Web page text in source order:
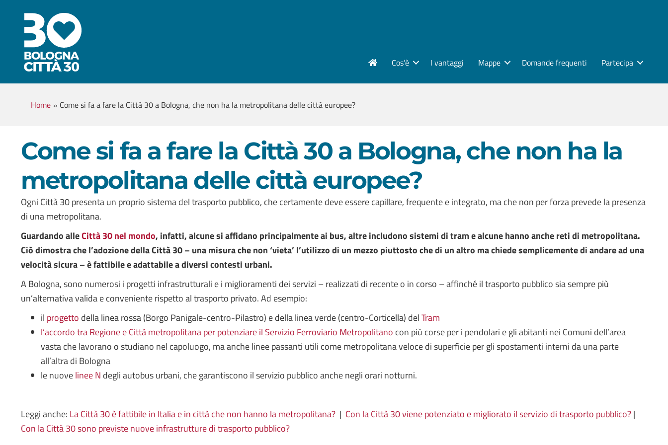
Cos’è I vantaggi Mappe Domande frequenti Partecipa
Home » Come si fa a fare la Città 30 a Bologna, che non ha la metropolitana delle città europee?
Come si fa a fare la Città 30 a Bologna, che non ha la
metropolitana delle città europee?
Ogni Città 30 presenta un proprio sistema del trasporto pubblico, che certamente deve essere capillare, frequente e integrato, ma che non per forza prevede la presenza
di una metropolitana.
Guardando alleCittà 30 nel mondo, infatti, alcune si affidano principalmente ai bus, altre includono sistemi di tram e alcune hanno anche reti di metropolitana.
Ciò dimostra che l’adozione della Città 30 – una misura che non ‘vieta’ l’utilizzo di un mezzo piuttosto che di un altro ma chiede semplicemente di andare ad una
velocità sicura – è fattibile e adattabile a diversi contesti urbani.
A Bologna, sono numerosi i progetti infrastrutturali e i miglioramenti dei servizi – realizzati di recente o in corso – affinché il trasporto pubblico sia sempre più
un’alternativa valida e conveniente rispetto al trasporto privato. Ad esempio:
il progetto della linea rossa (Borgo Panigale-centro-Pilastro) e della linea verde (centro-Corticella) delTram
l’accordo tra Regione e Città metropolitana per potenziare il Servizio Ferroviario Metropolitano con più corse per i pendolari e gli abitanti nei Comuni dell’area
vasta che lavorano o studiano nel capoluogo, ma anche linee passanti utili come metropolitana veloce di superficie per gli spostamenti interni da una parte
all’altra di Bologna
le nuovelinee N degli autobus urbani, che garantiscono il servizio pubblico anche negli orari notturni.
Leggi anche: La Città 30 è fattibile in Italia e in città che non hanno la metropolitana? | Con la Città 30 viene potenziato e migliorato il servizio di trasporto pubblico?|
Con la Città 30 sono previste nuove infrastrutture di trasporto pubblico?